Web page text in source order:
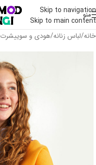
Skip to navigation
Skip to main content
منو
خانه/لباس زنانه/هودی و سوییشرت